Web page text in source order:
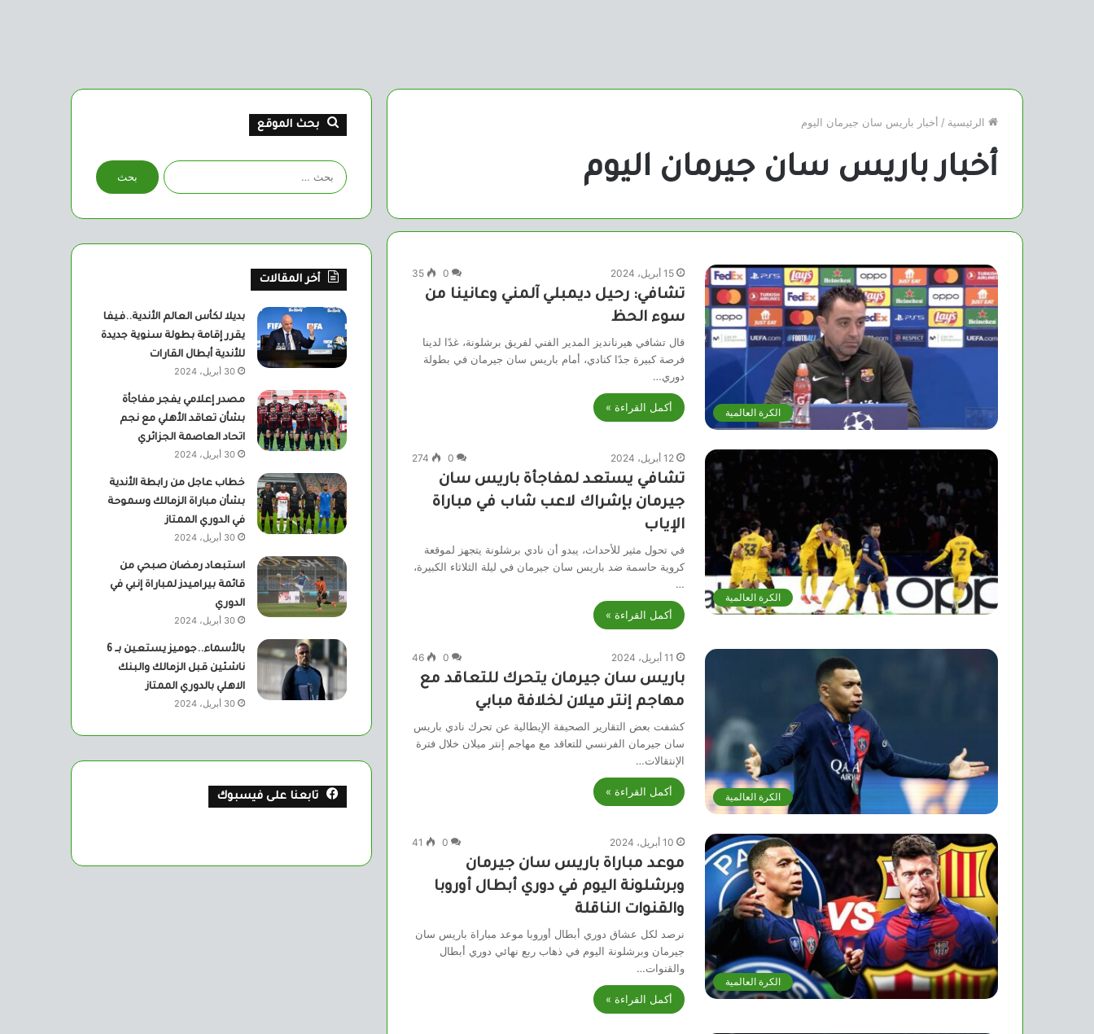
الرئيسية / أخبار باريس سان جيرمان اليوم
أخبار باريس سان جيرمان اليوم
الكرة العالمية
15 أبريل، 2024 0
35
تشافي: رحيل ديمبلي آلمني وعانينا من
سوء الحظ
قال تشافي هيرنانديز المدير الفني لفريق برشلونة، غدًا لدينا
فرصة كبيرة جدًا كنادي، أمام باريس سان جيرمان في بطولة
دوري…
أكمل القراءة »
الكرة العالمية
12 أبريل، 2024 0
274
تشافي يستعد لمفاجأة باريس سان
جيرمان بإشراك لاعب شاب في مباراة
الإياب
في تحول مثير للأحداث، يبدو أن نادي برشلونة يتجهز لموقعة
كروية حاسمة ضد باريس سان جيرمان في ليلة الثلاثاء الكبيرة،
…
أكمل القراءة »
الكرة العالمية
11 أبريل، 2024 0
46
باريس سان جيرمان يتحرك للتعاقد مع
مهاجم إنتر ميلان لخلافة مبابي
كشفت بعض التقارير الصحيفة الإيطالية عن تحرك نادي باريس
سان جيرمان الفرنسي للتعاقد مع مهاجم إنتر ميلان خلال فترة
الإنتقالات…
أكمل القراءة »
الكرة العالمية
10 أبريل، 2024 0
41
موعد مباراة باريس سان جيرمان
وبرشلونة اليوم في دوري أبطال أوروبا
والقنوات الناقلة
نرصد لكل عشاق دوري أبطال أوروبا موعد مباراة باريس سان
جيرمان وبرشلونة اليوم في ذهاب ربع نهائي دوري أبطال
والقنوات…
أكمل القراءة »
بحث الموقع
البحث
عن:
أخر المقالات
بديلا لكأس العالم الأندية..فيفا
يقرر إقامة بطولة سنوية جديدة
للأندية أبطال القارات
30 أبريل، 2024
مصدر إعلامي يفجر مفاجأة
بشأن تعاقد الأهلي مع نجم
اتحاد العاصمة الجزائري
30 أبريل، 2024
خطاب عاجل من رابطة الأندية
بشأن مباراة الزمالك وسموحة
في الدوري الممتاز
30 أبريل، 2024
استبعاد رمضان صبحي من
قائمة بيراميدز لمباراة إنبي في
الدوري
30 أبريل، 2024
بالأسماء..جوميز يستعين بــ 6
ناشئين قبل الزمالك والبنك
الاهلي بالدوري الممتاز
30 أبريل، 2024
تابعنا على فيسبوك